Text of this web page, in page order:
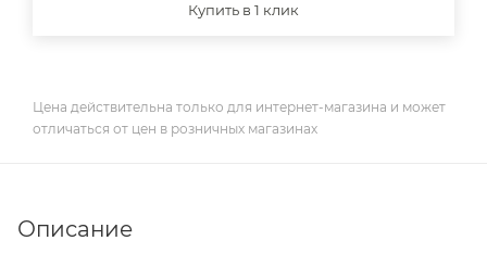
Купить в 1 клик
Цена действительна только для интернет-магазина и может
отличаться от цен в розничных магазинах
Описание